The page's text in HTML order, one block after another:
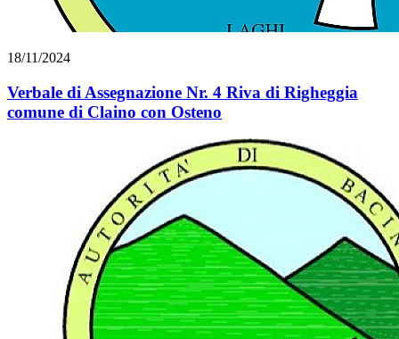
18/11/2024
Verbale di Assegnazione Nr. 4 Riva di Righeggia
comune di Claino con Osteno